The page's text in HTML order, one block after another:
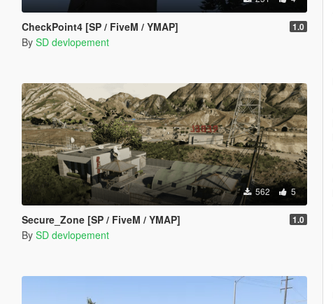
CheckPoint4 [SP / FiveM / YMAP] 1.0
By SD devlopement
562 5
Secure_Zone [SP / FiveM / YMAP] 1.0
By SD devlopement